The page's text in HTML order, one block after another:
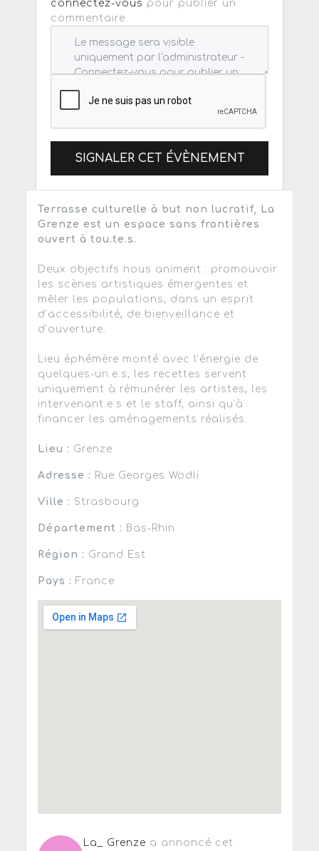
connectez-vous pour publier un
commentaire
SIGNALER CET ÉVÈNEMENT
Terrasse culturelle à but non lucratif, La
Grenze est un espace sans frontières
ouvert à tou.te.s.
Deux objectifs nous animent : promouvoir
les scènes artistiques émergentes et
mêler les populations, dans un esprit
d’accessibilité, de bienveillance et
d’ouverture.
Lieu éphémère monté avec l’énergie de
quelques-un.e.s, les recettes servent
uniquement à rémunérer les artistes, les
intervenant.e.s et le staff, ainsi qu’à
financer les aménagements réalisés.
Lieu : Grenze
Adresse : Rue Georges Wodli
Ville : Strasbourg
Département : Bas-Rhin
Région : Grand Est
Pays : France
La_ Grenze a annoncé cet